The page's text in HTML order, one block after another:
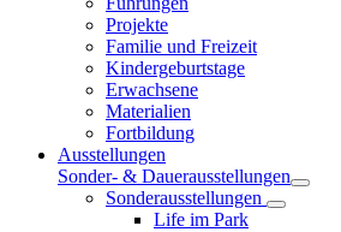
Projekte
Familie und Freizeit
Kindergeburtstage
Erwachsene
Materialien
Fortbildung
Ausstellungen
Sonder- & Dauerausstellungen
Sonderausstellungen
Life im Park